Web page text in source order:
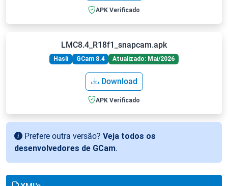
APK Verificado
LMC8.4_R18f1_snapcam.apk
Hasli GCam 8.4 Atualizado: Mai/2026
Download
APK Verificado
Prefere outra versão? Veja todos os
desenvolvedores de GCam.